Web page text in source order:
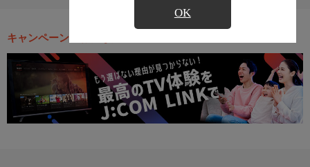
OK
キャンペーン・お得な情報